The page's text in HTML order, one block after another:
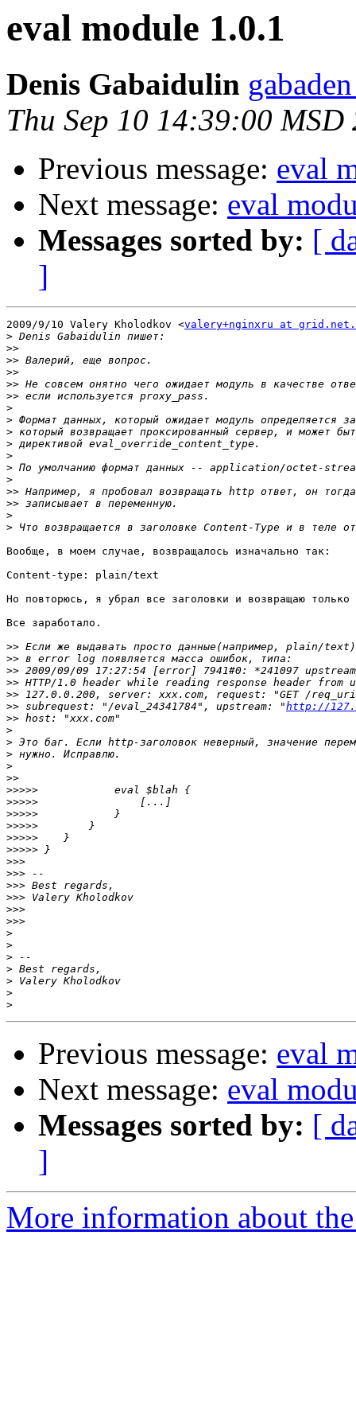
eval module 1.0.1
Denis Gabaidulin
Thu Sep 10 14:39:00 MSD
Previous message: eval
Next message: eval
Messages sorted by: [
]
2009/9/10 Valery Kholodkov <valery+nginxru at
>
>>
>>
>>
>>
>>
>
>
>
>
>
>
>
>>
>>
>
>
Вообще, в моем случае, возвращалось изначально так:
Content-type: plain/text
Но повторюсь, я убрал все заголовки и возвращаю
Все заработало.
>>
>>
>>
>>
>>
>> subrequest: "/eval_24341784", upstream: "http://
>>
>
>
>
>
>>
>>>>>
>>>>>
>>>>>
>>>>>
>>>>>
>>>>>
>>>
>>>
>>>
>>>
>>>
>>>
>
>
>
>
>
>
>
Previous message: eval
Next message: eval
Messages sorted by: [
]
More information about